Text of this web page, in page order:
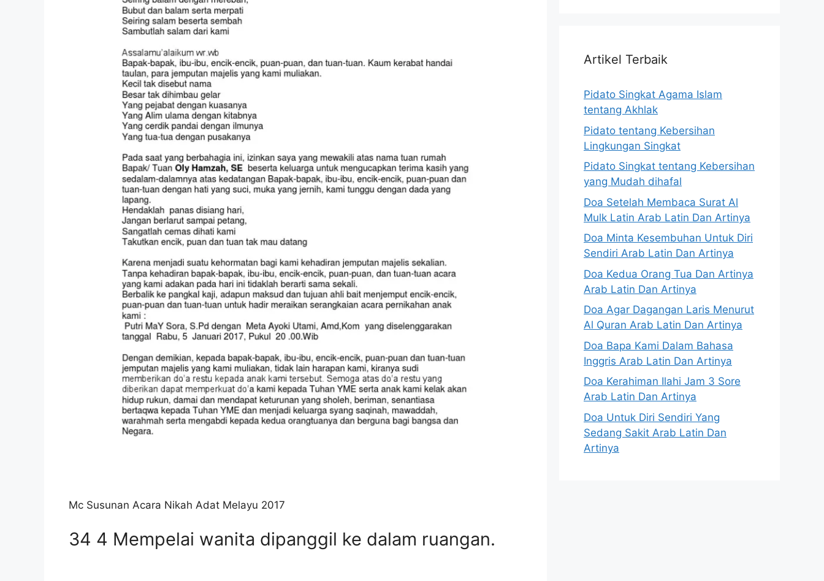
Mc Susunan Acara Nikah Adat Melayu 2017
34 4 Mempelai wanita dipanggil ke dalam ruangan.
Artikel Terbaik
Pidato Singkat Agama Islam
tentang Akhlak
Pidato tentang Kebersihan
Lingkungan Singkat
Pidato Singkat tentang Kebersihan
yang Mudah dihafal
Doa Setelah Membaca Surat Al
Mulk Latin Arab Latin Dan Artinya
Doa Minta Kesembuhan Untuk Diri
Sendiri Arab Latin Dan Artinya
Doa Kedua Orang Tua Dan Artinya
Arab Latin Dan Artinya
Doa Agar Dagangan Laris Menurut
Al Quran Arab Latin Dan Artinya
Doa Bapa Kami Dalam Bahasa
Inggris Arab Latin Dan Artinya
Doa Kerahiman Ilahi Jam 3 Sore
Arab Latin Dan Artinya
Doa Untuk Diri Sendiri Yang
Sedang Sakit Arab Latin Dan
Artinya